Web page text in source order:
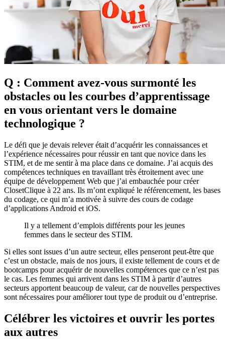
Q : Comment avez-vous surmonté les
obstacles ou les courbes d’apprentissage
en vous orientant vers le domaine
technologique ?
Le défi que je devais relever était d’acquérir les connaissances et
l’expérience nécessaires pour réussir en tant que novice dans les
STIM, et de me sentir à ma place dans ce domaine. J’ai acquis des
compétences techniques en travaillant très étroitement avec une
équipe de développement Web que j’ai embauchée pour créer
ClosetClique à 22 ans. Ils m’ont expliqué le référencement, les bases
du codage, ce qui m’a motivée à suivre des cours de codage
d’applications Android et iOS.
Il y a tellement d’emplois différents pour les jeunes
femmes dans le secteur des STIM.
Si elles sont issues d’un autre secteur, elles penseront peut-être que
c’est un obstacle, mais de nos jours, il existe tellement de cours et de
bootcamps pour acquérir de nouvelles compétences que ce n’est pas
le cas. Les femmes qui arrivent dans les STIM à partir d’autres
secteurs apportent beaucoup de valeur, car de nouvelles perspectives
sont nécessaires pour améliorer tout type de produit ou d’entreprise.
Célébrer les victoires et ouvrir les portes
aux autres